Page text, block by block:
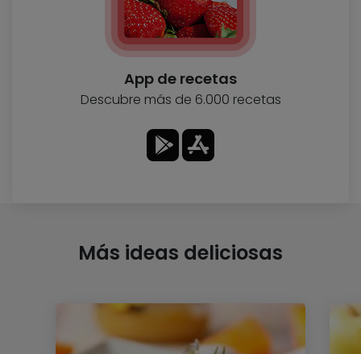
App de recetas
Descubre más de 6.000 recetas
Más ideas deliciosas